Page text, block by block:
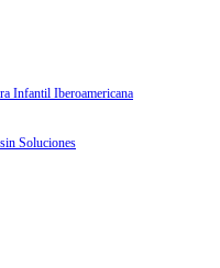
Infantil Iberoamericana
Soluciones